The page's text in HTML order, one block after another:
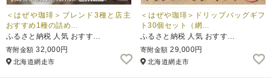
＜はぜや珈琲＞ブレンド3種と店主
おすすめ1種の詰め…
ふるさと納税 人気 おすす…
寄附金額 32,000円
北海道網走市
＜はぜや珈琲＞ドリップバッグギフ
ト30個セット（網…
ふるさと納税 人気 おすす…
寄附金額 29,000円
北海道網走市